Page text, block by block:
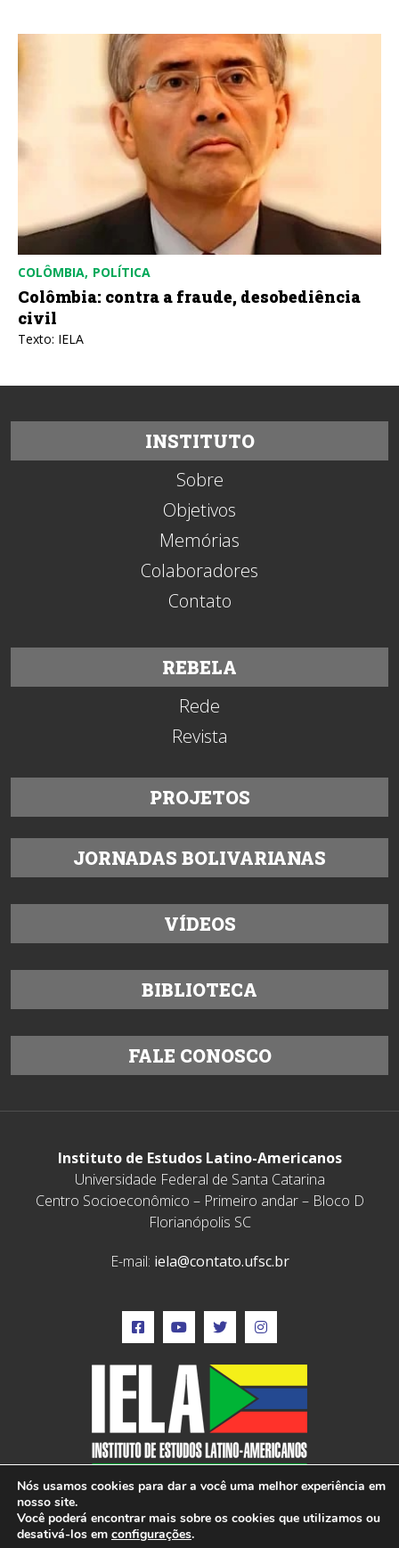
COLÔMBIA POLÍTICA
Colômbia: contra a fraude, desobediência
civil
Texto: IELA
INSTITUTO
Sobre
Objetivos
Memórias
Colaboradores
Contato
REBELA
Rede
Revista
PROJETOS
JORNADAS BOLIVARIANAS
VÍDEOS
BIBLIOTECA
FALE CONOSCO
Instituto de Estudos Latino-Americanos
Universidade Federal de Santa Catarina
Centro Socioeconômico – Primeiro andar – Bloco D
Florianópolis SC
E-mail: iela@contato.ufsc.br
Nós usamos cookies para dar a você uma melhor experiência em
nosso site.
Você poderá encontrar mais sobre os cookies que utilizamos ou
desativá-los em configurações.